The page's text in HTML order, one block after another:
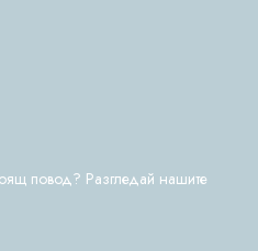
повод? Разгледай нашите